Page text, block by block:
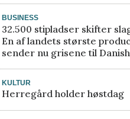
BUSINESS
32.500 stipladser skifter
En af landets største
sender nu grisene til
KULTUR
Herregård holder høstdag